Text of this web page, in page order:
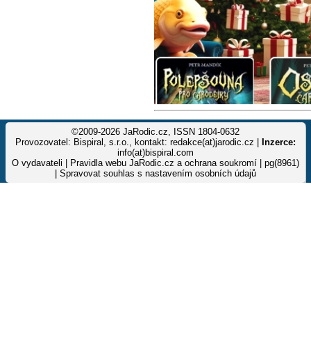
©2009-2026 JaRodic.cz, ISSN 1804-0632
Provozovatel: Bispiral, s.r.o., kontakt: redakce(at)jarodic.cz |
Inzerce:
info(at)bispiral.com
O vydavateli
Pravidla webu JaRodic.cz a ochrana soukromí | pg(8961)
Spravovat souhlas s nastavením osobních údajů